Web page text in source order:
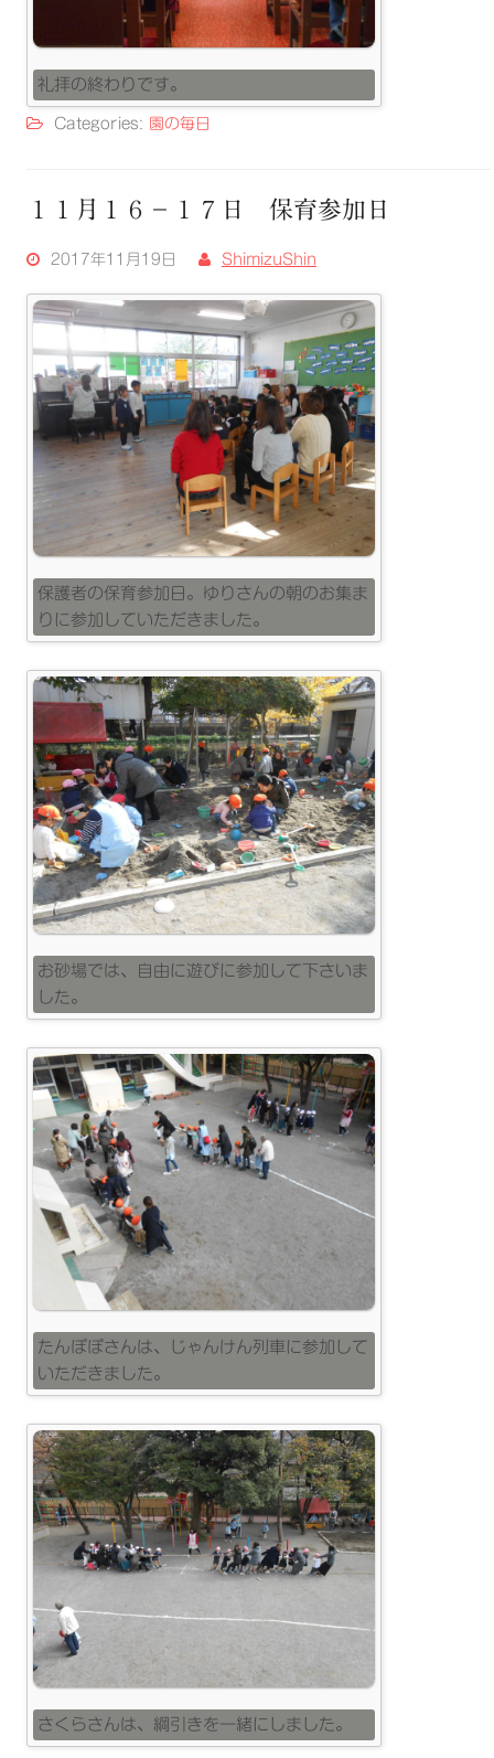
礼拝の終わりです。
Categories: 園の毎日
１１月１６－１７日 保育参加日
2017年11月19日 ShimizuShin
保護者の保育参加日。ゆりさんの朝のお集ま
りに参加していただきました。
お砂場では、自由に遊びに参加して下さいま
した。
たんぽぽさんは、じゃんけん列車に参加して
いただきました。
さくらさんは、綱引きを一緒にしました。